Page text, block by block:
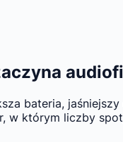
bateria,
w którym liczby